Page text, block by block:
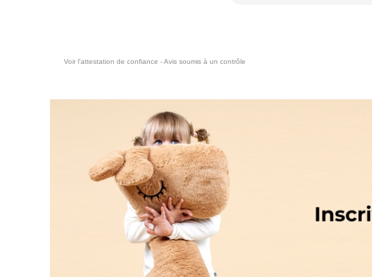
Voir l'attestation de confiance - Avis soumis à un contrôle